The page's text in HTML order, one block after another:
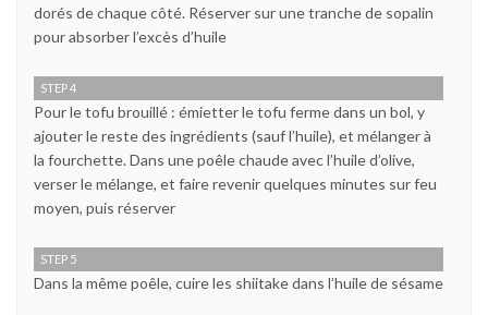
dorés de chaque côté. Réserver sur une tranche de sopalin
pour absorber l’excès d’huile
STEP 4
Pour le tofu brouillé : émietter le tofu ferme dans un bol, y
ajouter le reste des ingrédients (sauf l’huile), et mélanger à
la fourchette. Dans une poêle chaude avec l’huile d’olive,
verser le mélange, et faire revenir quelques minutes sur feu
moyen, puis réserver
STEP 5
Dans la même poêle, cuire les shiitake dans l’huile de sésame